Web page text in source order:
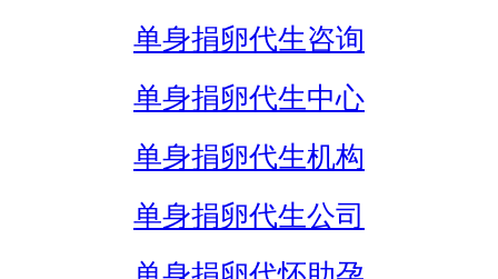
单身捐卵代生咨询
单身捐卵代生中心
单身捐卵代生机构
单身捐卵代生公司